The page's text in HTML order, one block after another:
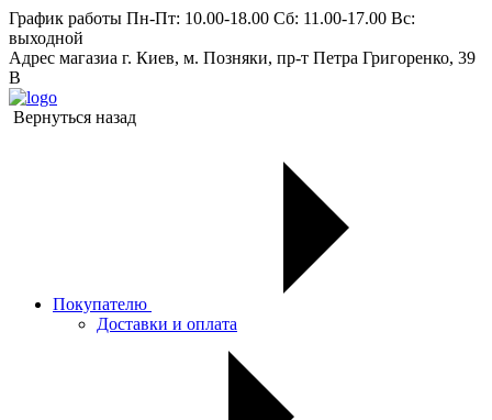
График работы Пн-Пт: 10.00-18.00 Сб: 11.00-17.00 Вс:
выходной
Адрес магазиа г. Киев, м. Позняки, пр-т Петра Григоренко, 39
В
Вернуться назад
Покупателю
Доставки и оплата